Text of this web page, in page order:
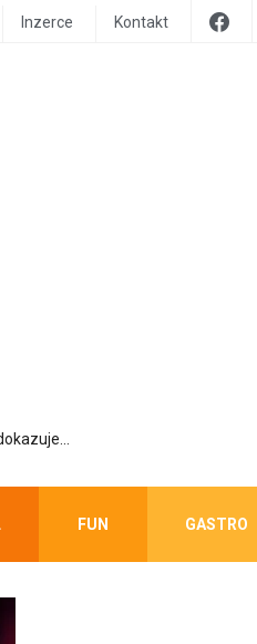
Inzerce Kontakt
c...
FUN GASTRO